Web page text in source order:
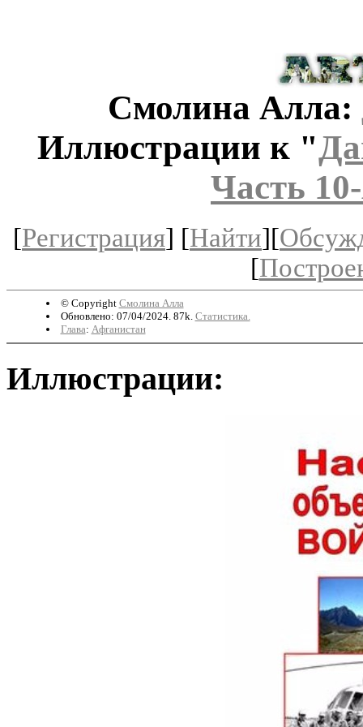
Смолина Алла:
Иллюстрации к "
Часть
[Регистрация] [Найти][
[
© Copyright Смолина Алла
Обновлено: 07/04/2024. 87k. Статистика.
Глава: Афганистан
Иллюстрации: